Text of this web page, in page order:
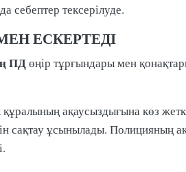
себептер тексерілуде.
ЕСКЕРТЕДІ
ПДөңір тұрғындары мен
ақаусыздығына көз
сақтау ұсынылады. Полицияның